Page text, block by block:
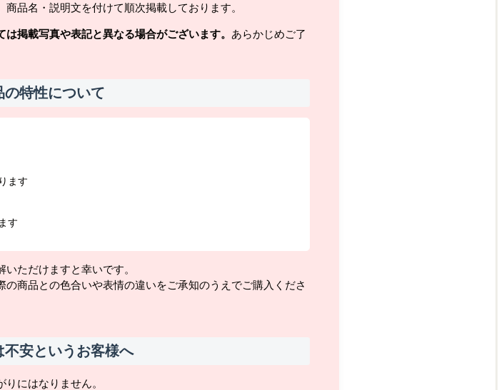
品名・説明文を付けて順次掲載しております。
掲載写真や表記と異なる場合がございます。 あらかじめご了
の特性について
ます
す
いただけますと幸いです。
商品との色合いや表情の違いをご承知のうえでご購入くださ
不安というお客様へ
にはなりません。